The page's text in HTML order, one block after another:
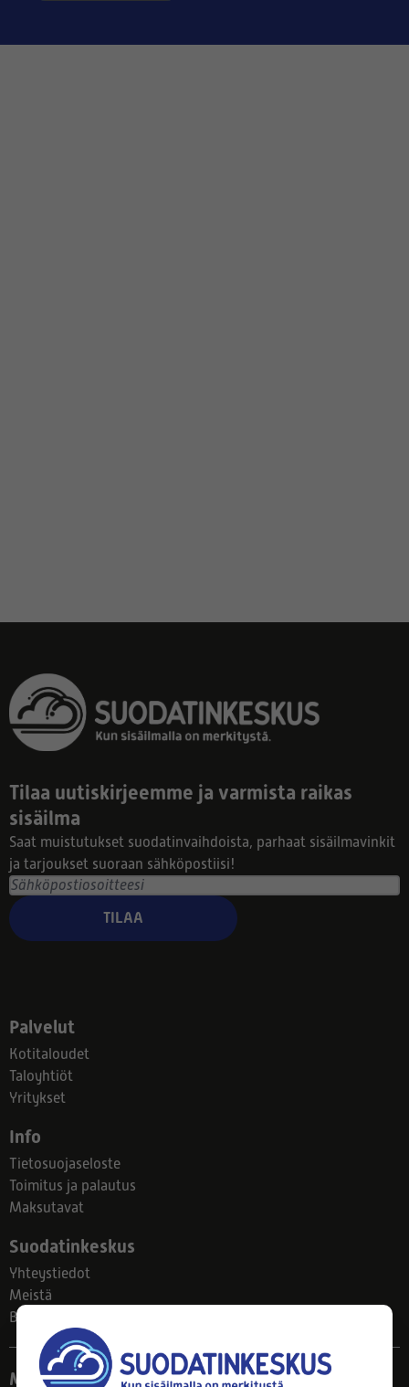
Tilaa uutiskirjeemme ja varmista raikas
sisäilma
Saat muistutukset suodatinvaihdoista, parhaat sisäilmavinkit
ja tarjoukset suoraan sähköpostiisi!
TILAA
Palvelut
Kotitaloudet
Taloyhtiöt
Yritykset
Info
Tietosuojaseloste
Toimitus ja palautus
Maksutavat
Suodatinkeskus
Yhteystiedot
Meistä
Blogi
Myymälä